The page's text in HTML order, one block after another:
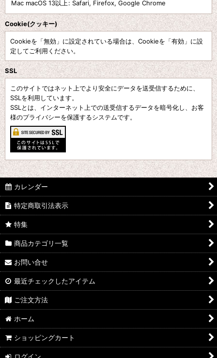
Mac macOS 13以上: Safari, Firefox, Google Chrome
Cookie(クッキー)
Cookieを「無効」に設定されている場合は、Cookieを「有効」に設
定してご利用ください。
SSL
このサイトではネット上でより安全にデータを送受信するために、
SSLを利用しています。
SSLとは、インターネット上での送受信するデータを暗号化し、お客
様のプライバシーを保護するシステムです。
カレンダー
特定商取引法表示
特集
商品カテゴリ一覧
お問い合せ
最近チェックしたアイテム
ご注文方法
ホーム
ショッピングカート
ログイン